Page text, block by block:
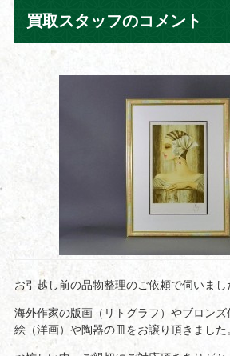
買取スタッフのコメント
お引越し前の品物整理のご依頼で伺いまし
海外作家の版画（リトグラフ）やブロン
絵（洋画）や陶器の皿をお譲り頂きました